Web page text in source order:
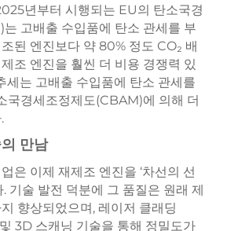
년부터 시행되는 EU의 탄소국경
고배출 수입품에 탄소 관세를 부
된 엔진보다 약 80% 정도 CO₂ 배
조 엔진을 훨씬 더 비용 경쟁력 있
세는 고배출 수입품에 탄소 관세를
국경세조정제도(CBAM)에 의해 더
만남
은 이제 재제조 엔진을 ‘차선의 선
. 기술 발전 덕분에 그 품질은 원래 제
향상되었으며, 레이저 클래딩
3D 스캐닝 기술을 통해 정밀도가